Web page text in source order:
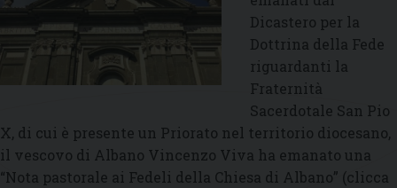
Dicastero per la
Dottrina della Fede
riguardanti la
Fraternità
Sacerdotale San Pio
X, di cui è presente un Priorato nel territorio diocesano,
il vescovo di Albano Vincenzo Viva ha emanato una
“Nota pastorale ai Fedeli della Chiesa di Albano” (clicca